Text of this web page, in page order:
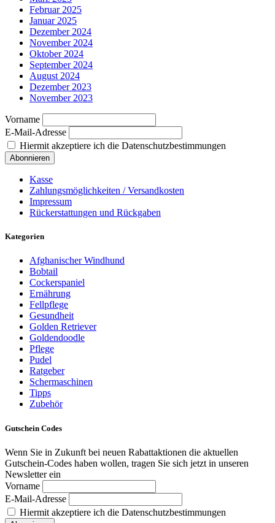
Februar 2025
Januar 2025
Dezember 2024
November 2024
Oktober 2024
September 2024
August 2024
Dezember 2023
November 2023
Vorname
E-Mail-Adresse
Hiermit akzeptiere ich die Datenschutzbestimmungen
Kasse
Zahlungsmöglichkeiten / Versandkosten
Impressum
Rückerstattungen und Rückgaben
Kategorien
Afghanischer Windhund
Bobtail
Cockerspaniel
Ernährung
Fellpflege
Gesundheit
Golden Retriever
Goldendoodle
Pflege
Pudel
Ratgeber
Schermaschinen
Tipps
Zubehör
Gutschein Codes
Wenn Sie in Zukunft bei neuen Rabattaktionen die aktuellen
Gutschein-Codes haben wollen, tragen Sie sich jetzt in unseren
Newsletter ein
Vorname
E-Mail-Adresse
Hiermit akzeptiere ich die Datenschutzbestimmungen